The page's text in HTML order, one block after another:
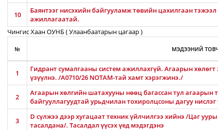
10
Баянтээг нисэхийн байгууламж төвийн цахилгаан
ажиллагаатай.
Чингис Хаан ОУНБ ( Улаанбаатарын цагаар )
№ МЭДЭЭНИЙ
1
Гидрант сумалгааны систем ажиллахгүй. Агаарын
үзүүлнэ. /A0710/26 NOTAM-тай хамт хэрэгжинэ./
2
Агаарын хөлгийн шатахууны нөөц багассан тул агаарын
байгууллагуудтай урьдчилан тохиролцсоны дагуу
3
D сүлжээ дээр хугацаат техник үйлчилгээ хийнэ /Цаг
тасалдана/. Тасалдал үүсэх үед мэдэгдэнэ